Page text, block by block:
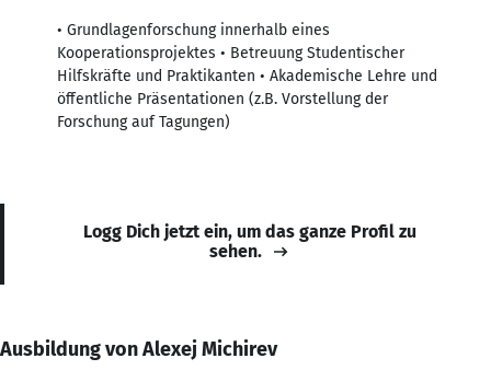
• Grundlagenforschung innerhalb eines
Kooperationsprojektes • Betreuung Studentischer
Hilfskräfte und Praktikanten • Akademische Lehre und
öffentliche Präsentationen (z.B. Vorstellung der
Forschung auf Tagungen)
Logg Dich jetzt ein, um das ganze Profil zu
sehen.
Ausbildung von Alexej Michirev